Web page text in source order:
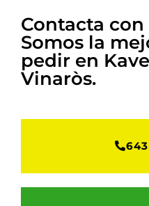
Contacta
Somos la
pedir en
Vinaròs.